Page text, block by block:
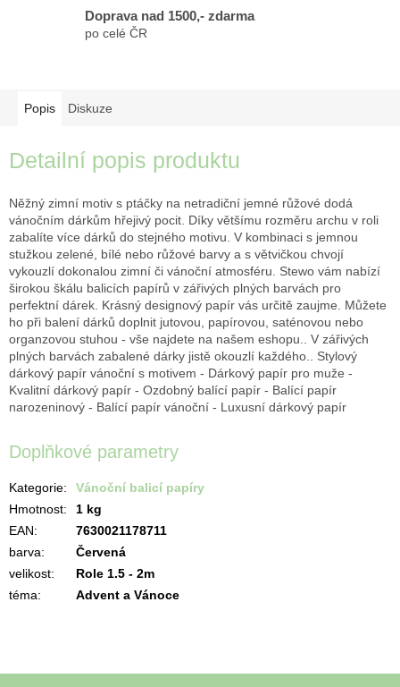
Doprava nad 1500,- zdarma
po celé ČR
Popis Diskuze
Detailní popis produktu
Něžný zimní motiv s ptáčky na netradiční jemné růžové dodá
vánočním dárkům hřejivý pocit. Díky většímu rozměru archu v roli
zabalíte více dárků do stejného motivu. V kombinaci s jemnou
stužkou zelené, bílé nebo růžové barvy a s větvičkou chvojí
vykouzlí dokonalou zimní či vánoční atmosféru. Stewo vám nabízí
širokou škálu balicích papírů v zářivých plných barvách pro
perfektní dárek. Krásný designový papír vás určitě zaujme. Můžete
ho při balení dárků doplnit jutovou, papírovou, saténovou nebo
organzovou stuhou - vše najdete na našem eshopu.. V zářivých
plných barvách zabalené dárky jistě okouzlí každého.. Stylový
dárkový papír vánoční s motivem - Dárkový papír pro muže -
Kvalitní dárkový papír - Ozdobný balící papír - Balící papír
narozeninový - Balící papír vánoční - Luxusní dárkový papír
Doplňkové parametry
Kategorie:
Vánoční balicí papíry
Hmotnost:
1 kg
EAN:
7630021178711
barva:
Červená
velikost:
Role 1.5 - 2m
téma: Advent a Vánoce